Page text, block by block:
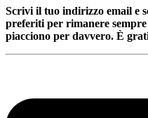
Scrivi il tuo indirizzo email e
preferiti per rimanere
piacciono per davvero. È